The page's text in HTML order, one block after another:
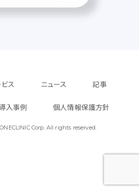
ス ニュース 記事
入事例 個人情報保護方針
Corp. All rights reserved.